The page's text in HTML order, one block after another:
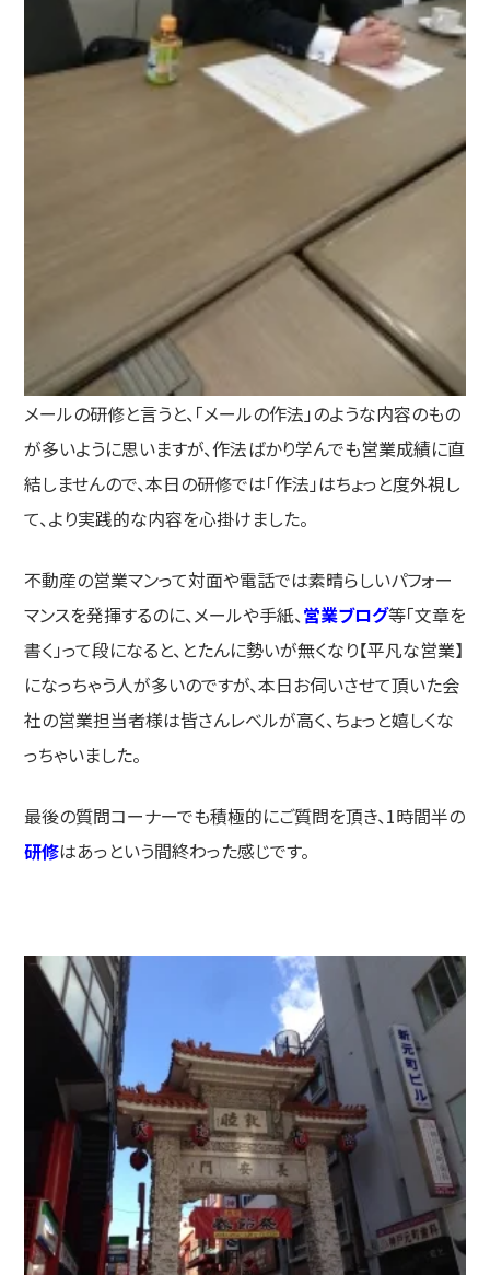
メールの研修と言うと、「メールの作法」のような内容のもの
が多いように思いますが、作法ばかり学んでも営業成績に直
結しませんので、本日の研修では「作法」はちょっと度外視し
て、より実践的な内容を心掛けました。
不動産の営業マンって対面や電話では素晴らしいパフォー
マンスを発揮するのに、メールや手紙、営業ブログ等「文章を
書く」って段になると、とたんに勢いが無くなり【平凡な営業】
になっちゃう人が多いのですが、本日お伺いさせて頂いた会
社の営業担当者様は皆さんレベルが高く、ちょっと嬉しくな
っちゃいました。
最後の質問コーナーでも積極的にご質問を頂き、1時間半の
研修はあっという間終わった感じです。